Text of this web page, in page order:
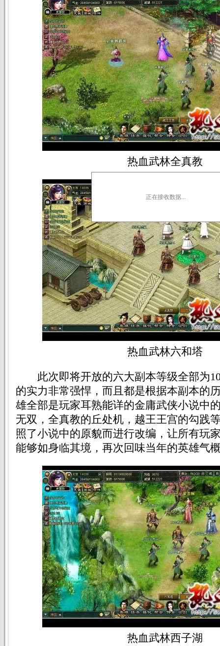
热血武林全真教
热血武林六和塔
此次即将开放的六大副本等级全部为
的实力非常强悍，而且都是根据本副本的
雄全部是玩家耳熟能详的金庸武侠小说中
无双，全真教的丘处机，越王王宫的勾践
照了小说中的原貌而进行改编，让所有玩
能够如身临其境，再次回味当年的英雄气
热血武林西子湖
正在接收数据...